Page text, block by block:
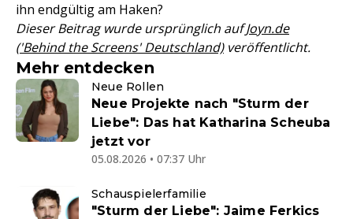
ihn endgültig am Haken?
Dieser Beitrag wurde ursprünglich aufJoyn.de
('Behind the Screens' Deutschland)veröffentlicht.
Mehr entdecken
Neue Rollen
Neue Projekte nach "Sturm der
Liebe": Das hat Katharina Scheuba
jetzt vor
05.08.2026 • 07:37 Uhr
Schauspielerfamilie
"Sturm der Liebe": Jaime Ferkics